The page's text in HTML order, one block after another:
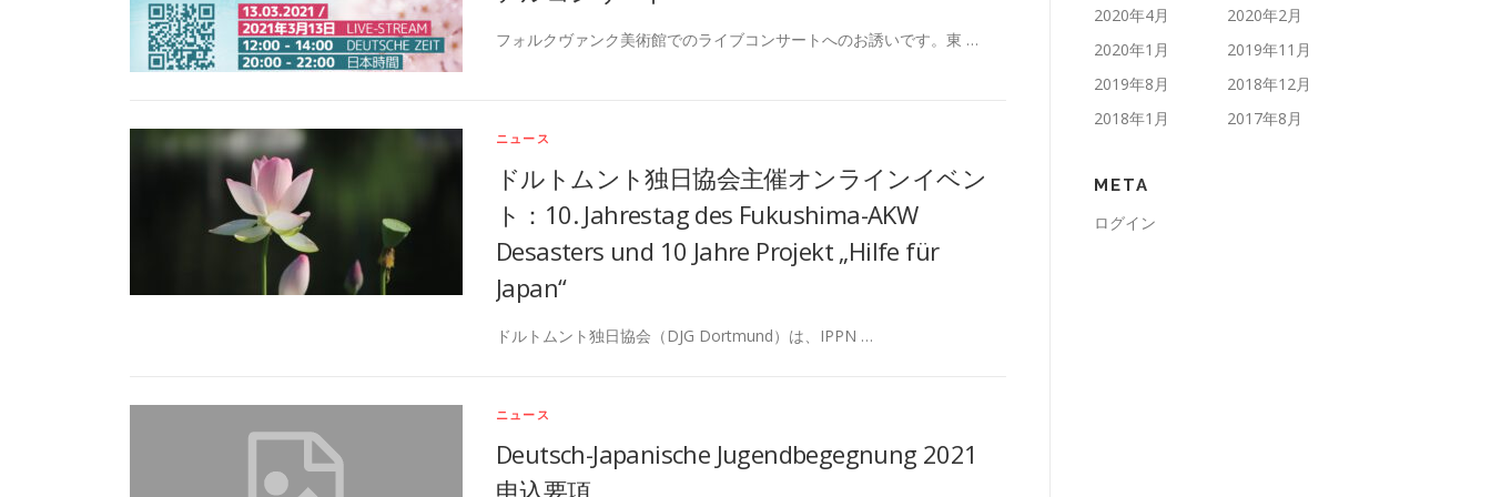
フォルクヴァンク美術館でのライブコンサートへのお誘いです。東 …
ニュース
ドルトムント独日協会主催オンラインイベン
ト：10. Jahrestag des Fukushima-AKW
Desasters und 10 Jahre Projekt „Hilfe für
Japan“
ドルトムント独日協会（DJG Dortmund）は、IPPN …
ニュース
Deutsch-Japanische Jugendbegegnung 2021
申込要項
2020年4月
2020年2月
2020年1月
2019年11月
2019年8月
2018年12月
2018年1月
2017年8月
META
ログイン